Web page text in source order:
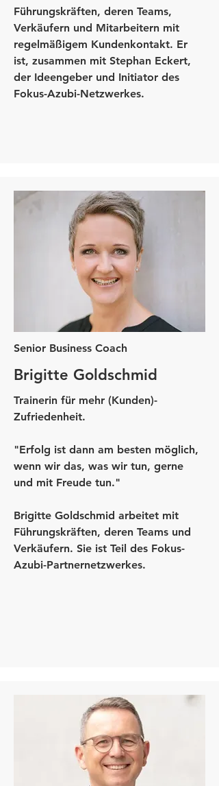
Führungskräften, deren Teams,
Verkäufern und Mitarbeitern mit
regelmäßigem Kundenkontakt. Er
ist, zusammen mit Stephan Eckert,
der Ideengeber und Initiator des
Fokus-Azubi-Netzwerkes.
Senior Business Coach
Brigitte Goldschmid
Trainerin für mehr (Kunden)-
Zufriedenheit.
"Erfolg ist dann am besten möglich,
wenn wir das, was wir tun, gerne
und mit Freude tun."
Brigitte Goldschmid arbeitet mit
Führungskräften, deren Teams und
Verkäufern. Sie ist Teil des Fokus-
Azubi-Partnernetzwerkes.